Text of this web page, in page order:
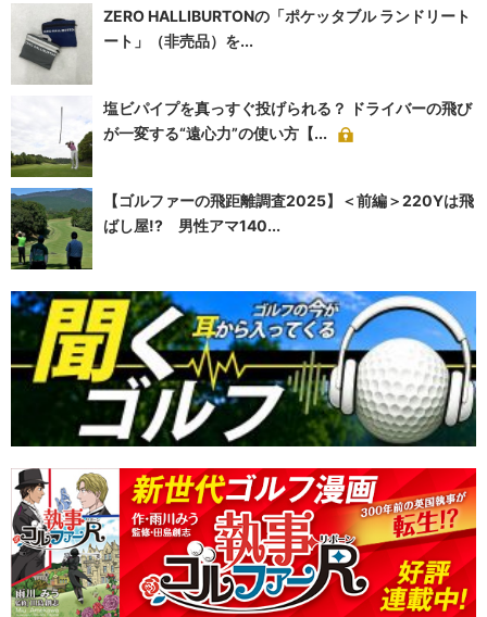
ZERO HALLIBURTONの「ポケッタブル ランドリート
ート」（非売品）を...
塩ビパイプを真っすぐ投げられる？ ドライバーの飛び
が一変する“遠心力”の使い方【...
【ゴルファーの飛距離調査2025】＜前編＞220Yは飛
ばし屋!? 男性アマ140...